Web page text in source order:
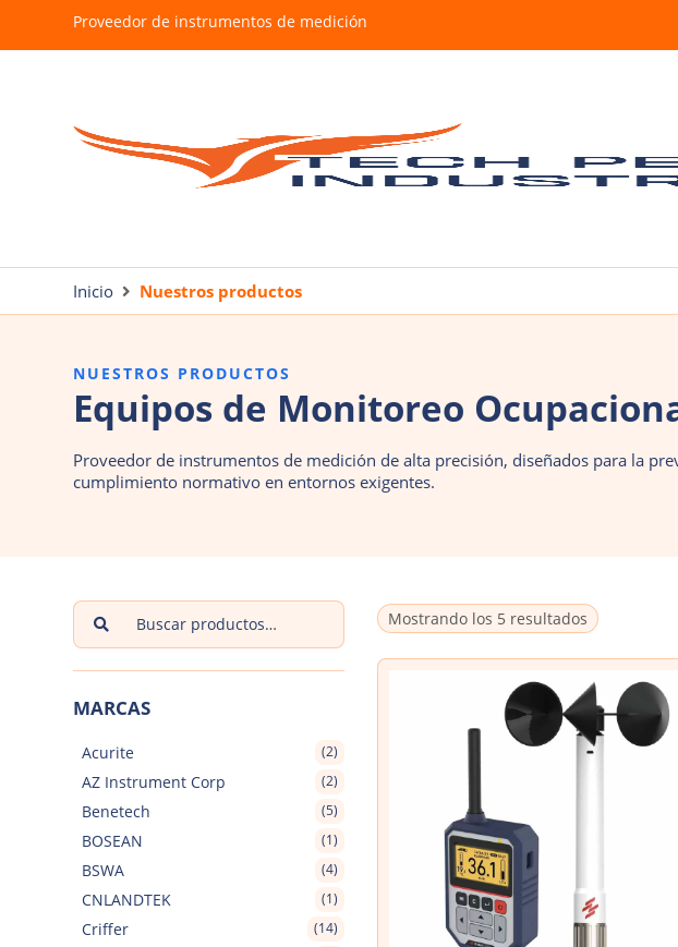
Proveedor de instrumentos de medición
Inicio Nuestros productos
NUESTROS PRODUCTOS
Equipos de Monitoreo
Proveedor de instrumentos de medición de alta precisión, diseñados para la
cumplimiento normativo en entornos exigentes.
Buscar
por:
MARCAS
Acurite (2)
AZ Instrument Corp (2)
Benetech (5)
BOSEAN (1)
BSWA (4)
CNLANDTEK (1)
Criffer (14)
Mostrando los 5 resultados